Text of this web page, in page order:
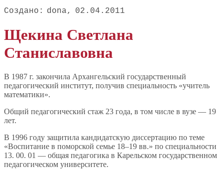
dona 02.04.2011
Щекина Светлана
Станиславовна
В 1987 г. закончила Архангельский государственный
педагогический институт, получив специальность «учитель
математики».
Общий педагогический стаж 23 года, в том числе в вузе — 19
лет.
В 1996 году защитила кандидатскую диссертацию по теме
«Воспитание в поморской семье 18–19 вв.» по специальности
13. 00. 01 — общая педагогика в Карельском государственном
педагогическом университете.